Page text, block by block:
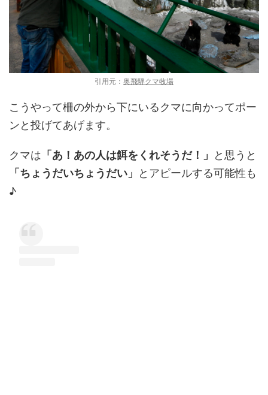
引用元： 奥飛騨クマ牧場
こうやって柵の外から下にいるクマに向かってポー
ンと投げてあげます。
クマは 「あ！あの人は餌をくれそうだ！」
と思うと
「ちょうだいちょうだい」
とアピールする可能性も
♪